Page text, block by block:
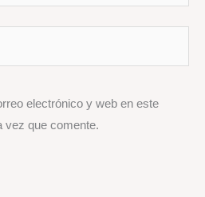
electrónico y web en este
vez que comente.